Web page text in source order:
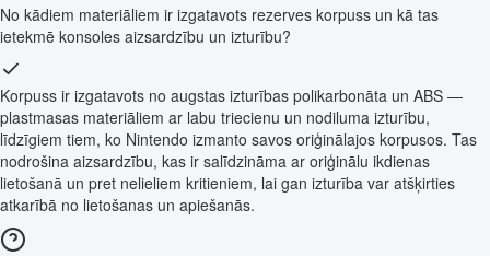
No kādiem materiāliem ir izgatavots rezerves korpuss un kā tas
ietekmē konsoles aizsardzību un izturību?
Korpuss ir izgatavots no augstas izturības polikarbonāta un ABS —
plastmasas materiāliem ar labu triecienu un nodiluma izturību,
līdzīgiem tiem, ko Nintendo izmanto savos oriģinālajos korpusos. Tas
nodrošina aizsardzību, kas ir salīdzināma ar oriģinālu ikdienas
lietošanā un pret nelieliem kritieniem, lai gan izturība var atšķirties
atkarībā no lietošanas un apiešanās.